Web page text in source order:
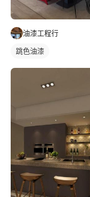
油漆工程行
跳色油漆